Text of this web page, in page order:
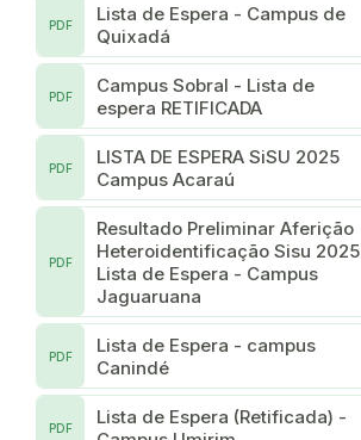
Lista de Espera - Campus de
Quixadá
PDF
Campus Sobral - Lista de
espera RETIFICADA
PDF
LISTA DE ESPERA SiSU 2025
Campus Acaraú
PDF
Resultado Preliminar Aferição
Heteroidentificação Sisu 2025
Lista de Espera - Campus
Jaguaruana
PDF
Lista de Espera - campus
Canindé
PDF
Lista de Espera (Retificada) -
PDF